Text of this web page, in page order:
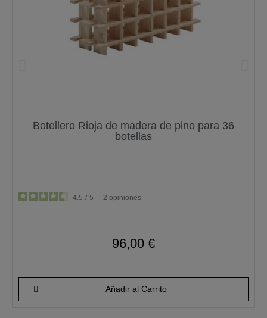
Botellero Rioja de madera de pino para 36
botellas
4.5 / 5 - 2 opiniones
96,00 €
Añadir al Carrito